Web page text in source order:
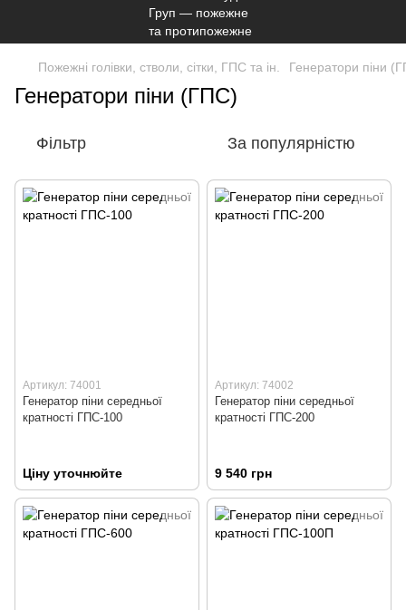
Пожежні голівки, стволи, сітки, ГПС та ін. Генератори піни
Генератори піни (ГПС)
Фільтр За популярністю
Артикул: 74001
Генератор піни середньої
кратності ГПС-100
Ціну уточнюйте
Артикул: 74002
Генератор піни середньої
кратності ГПС-200
9 540 грн